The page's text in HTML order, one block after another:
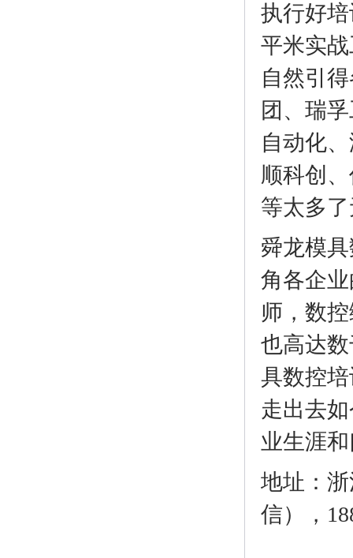
执行好
平米实
自然引
团、瑞
自动化
顺科创
等太多
舜龙模
角各企
师，数
也高达
具数控
走出去
业生涯
地址：浙
信），